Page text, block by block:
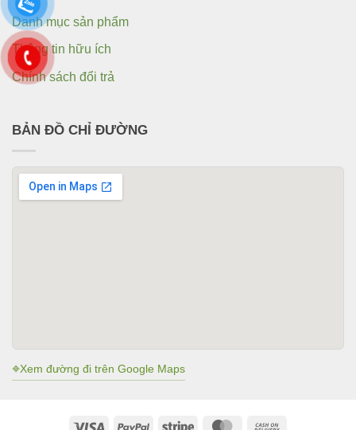
Danh mục sản phẩm
Thông tin hữu ích
Chính sách đổi trả
BẢN ĐỒ CHỈ ĐƯỜNG
⌖Xem đường đi trên Google Maps
Visa PayPal Stripe MasterCard